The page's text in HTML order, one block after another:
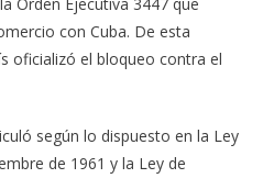
con Cuba. De esta
oficializó el bloqueo contra el
según lo dispuesto en la Ley
de 1961 y la Ley de